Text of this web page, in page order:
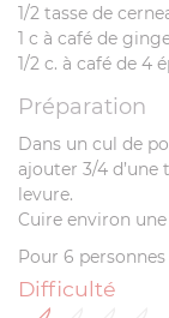
1/2 tasse de
1 c à café de
1/2 c. à café de 4
Préparation
Dans un cul de
ajouter 3/4 d’une
levure.
Cuire environ
Pour 6 personnes
Difficulté